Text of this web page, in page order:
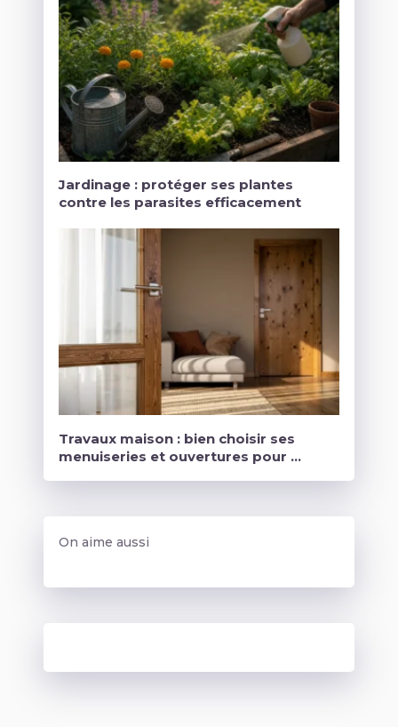
Jardinage : protéger ses plantes
contre les parasites efficacement
Travaux maison : bien choisir ses
menuiseries et ouvertures pour …
On aime aussi